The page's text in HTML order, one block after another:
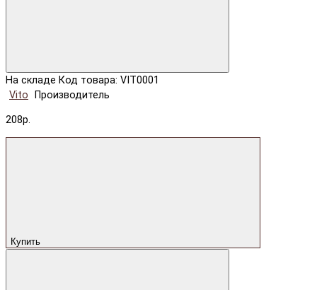
На складе Код товара: VIT0001
Vito
Производитель
208р.
Купить